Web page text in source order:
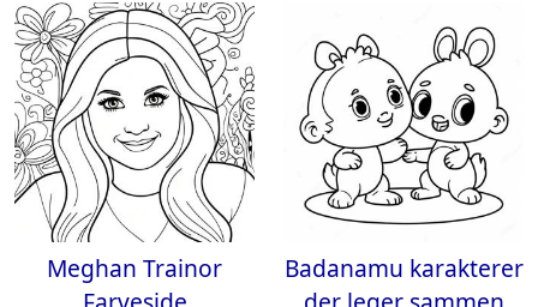
Meghan Trainor
Badanamu karakterer